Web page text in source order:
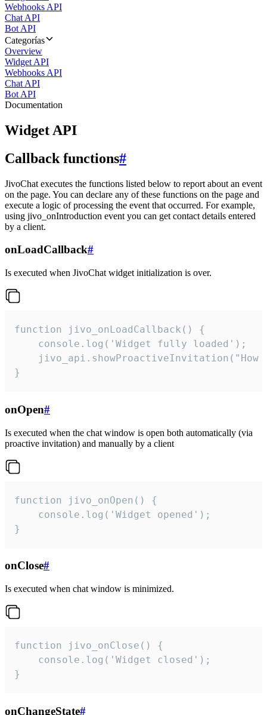
Webhooks API
Chat API
Bot API
Categorías
Overview
Widget API
Webhooks API
Chat API
Bot API
Documentation
Widget API
Callback functions#
JivoChat executes the functions listed below to report about an event
on the page. You can declare any of these functions on the page and
execute a logic of processing the event that occurred. For example,
using jivo_onIntroduction event you can get contact details entered
by a client.
onLoadCallback#
Is executed when JivoChat widget initialization is over.
function jivo_onLoadCallback() {
    console.log('Widget fully loaded');
jivo_api.showProactiveInvitation("How
}
onOpen#
Is executed when the chat window is open both automatically (via
proactive invitation) and manually by a client
function jivo_onOpen() {
    console.log('Widget opened');
}
onClose#
Is executed when chat window is minimized.
function jivo_onClose() {
    console.log('Widget closed');
}
onChangeState#